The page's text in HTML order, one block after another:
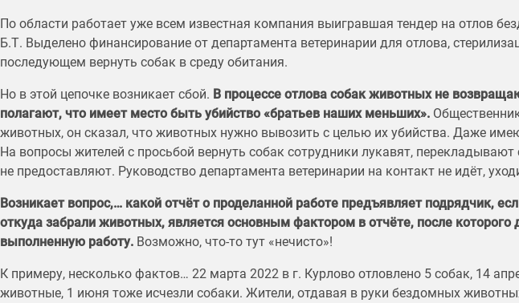
По области работает уже всем известная компания выигравшая тендер на отлов
Б.Т. Выделено финансирование от департамента ветеринарии для отлова,
последующем вернуть собак в среду обитания.
Но в этой цепочке возникает сбой. В процессе отлова собак животных не
полагают, что имеет место быть убийство «братьев наших меньших».
животных, он сказал, что животных нужно вывозить с целью их убийства. Даже
На вопросы жителей с просьбой вернуть собак сотрудники лукавят, перекладывают
не предоставляют. Руководство департамента ветеринарии на контакт не идёт,
Возникает вопрос,… какой отчёт о проделанной работе предъявляет подрядчик,
откуда забрали животных, является основным фактором в отчёте, после которого
выполненную работу. Возможно, что-то тут «нечисто»!
К примеру, несколько фактов… 22 марта 2022 в г. Курлово отловлено 5 собак, 14
животные, 1 июня тоже исчезли собаки. Жители, отдавая в руки бездомных